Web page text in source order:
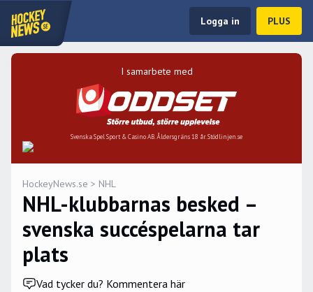
Logga in PLUS
I samarbete med
Svenska Spel Sport & Casino AB. Åldersgräns 18 år. Stödlinjen.se
HockeyNews.se > NHL
NHL-klubbarnas besked –
svenska succéspelarna tar
plats
Vad tycker du? Kommentera här